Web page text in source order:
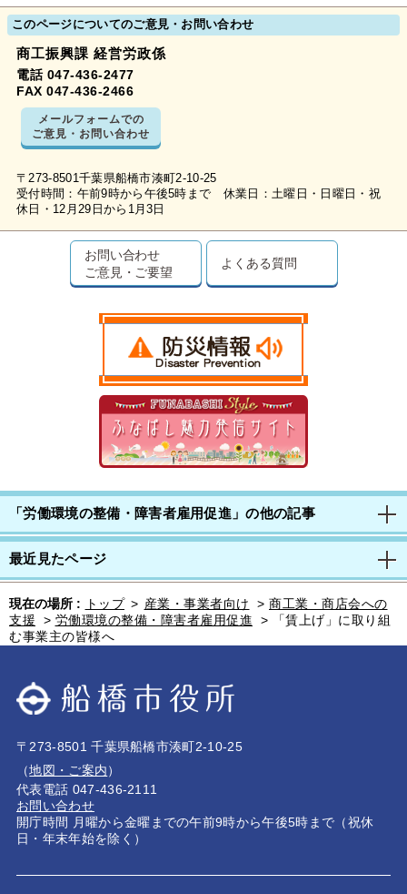
このページについてのご意見・お問い合わせ
商工振興課 経営労政係
電話 047-436-2477
FAX 047-436-2466
メールフォームでの
ご意見・お問い合わせ
〒273-8501千葉県船橋市湊町2-10-25
受付時間：午前9時から午後5時まで 休業日：土曜日・日曜日・祝
休日・12月29日から1月3日
お問い合わせ
ご意見・ご要望
よくある質問
「労働環境の整備・障害者雇用促進」の他の記事
最近見たページ
現在の場所 : トップ > 産業・事業者向け > 商工業・商店会への
支援
> 労働環境の整備・障害者雇用促進 >
「賃上げ」に取り組
む事業主の皆様へ
〒273-8501 千葉県船橋市湊町2-10-25
（地図・ご案内）
代表電話 047-436-2111
お問い合わせ
開庁時間 月曜から金曜までの午前9時から午後5時まで（祝休
日・年末年始を除く）